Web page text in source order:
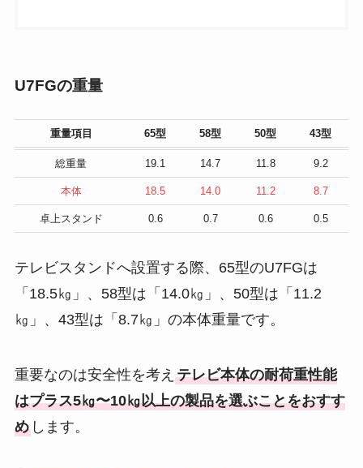
U7FGの重量
重量項目 65型 58型 50型 43型
総重量 19.1 14.7 11.8 9.2
本体 18.5 14.0 11.2 8.7
卓上スタンド 0.6 0.7 0.6 0.5
テレビスタンドへ設置する際、65型のU7FGは
「18.5㎏」、58型は「14.0㎏」、50型は「11.2
㎏」、43型は「8.7㎏」の本体重量です。
重要なのは安全性を考え テレビ本体の耐荷重性能
はプラス5㎏〜10㎏以上の製品を選ぶことをおすす
めします。